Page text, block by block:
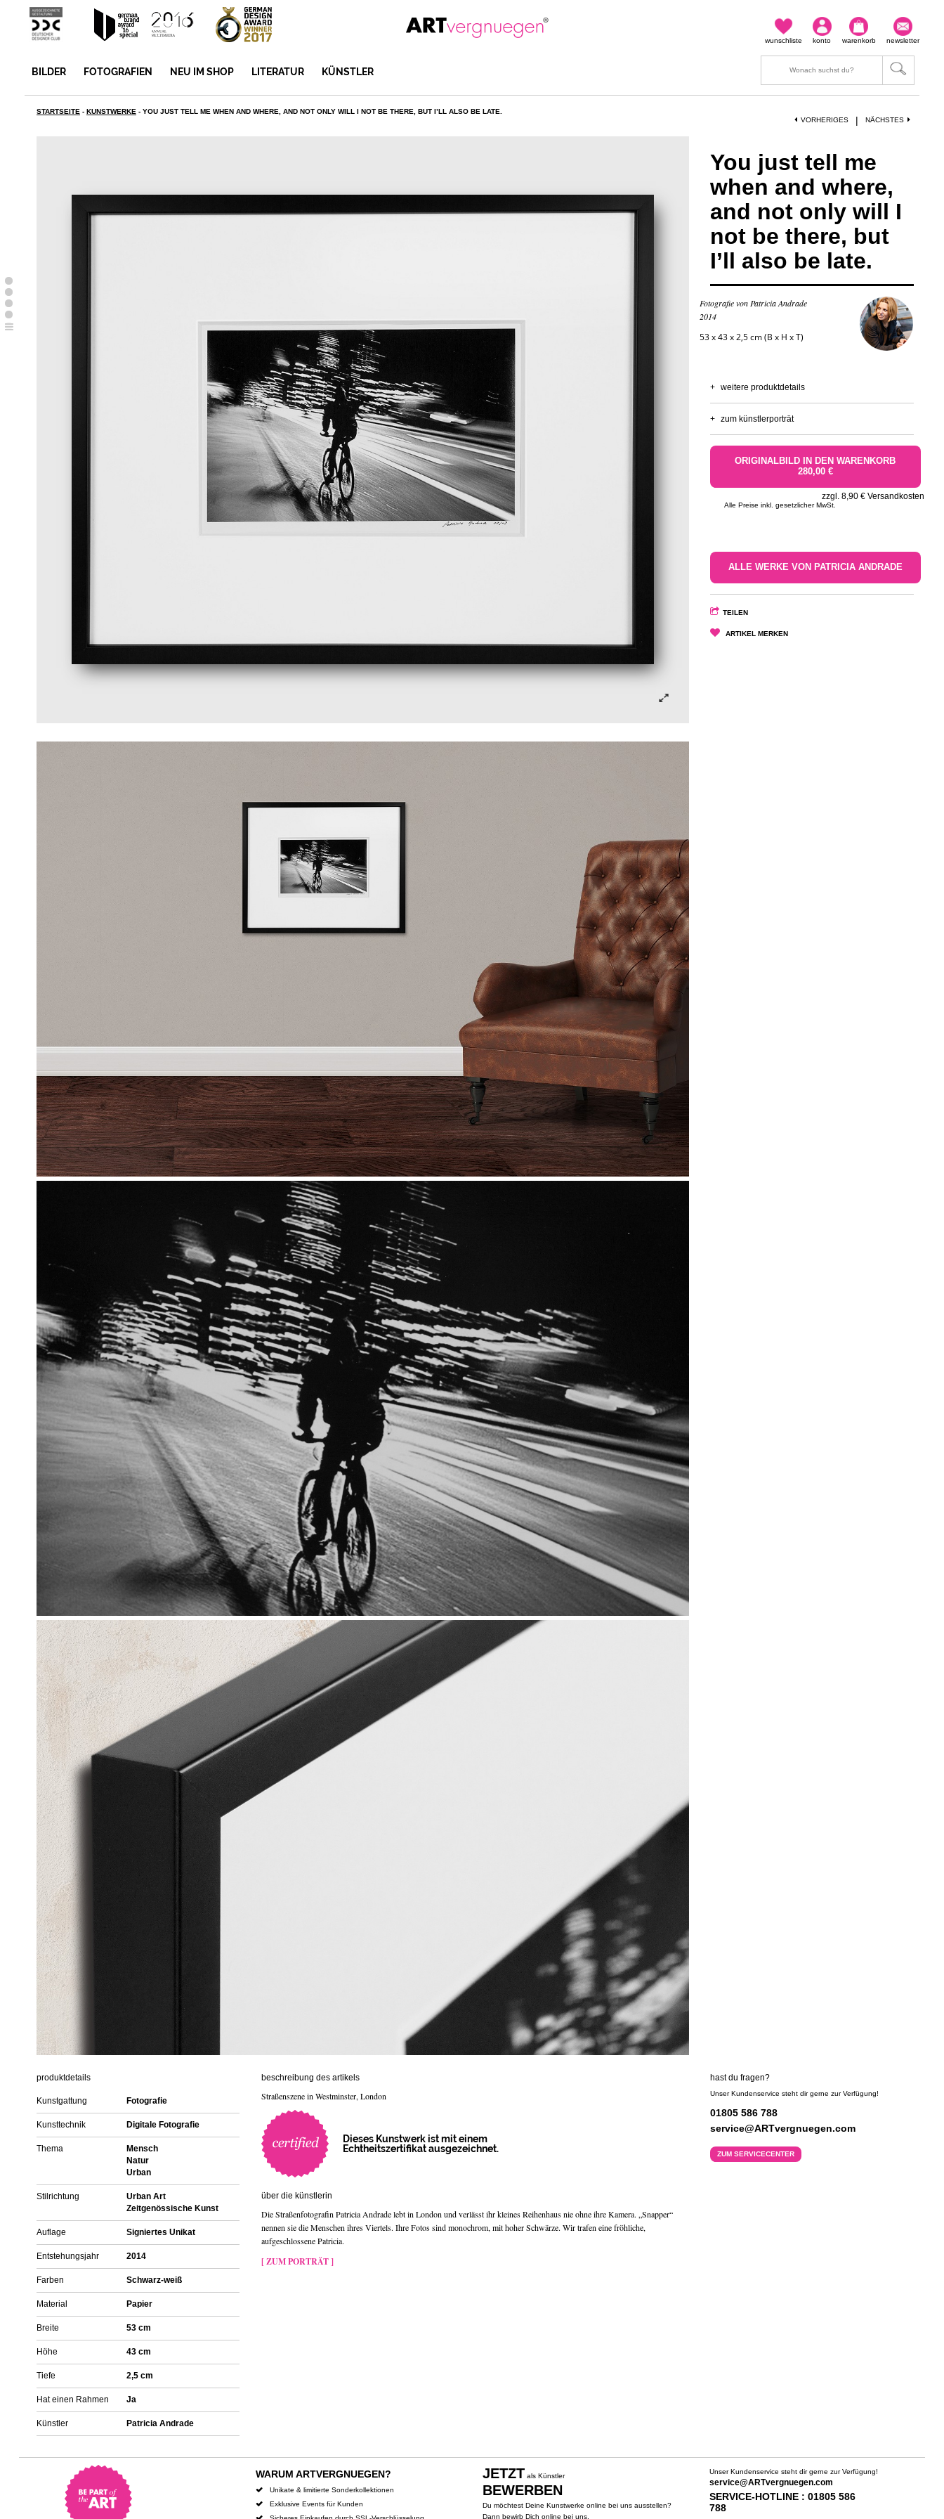
newsletter
warenkorb
konto
wunschliste
BILDER FOTOGRAFIEN NEU IM SHOP LITERATUR KÜNSTLER
STARTSEITE - KUNSTWERKE - YOU JUST TELL ME WHEN AND WHERE, AND NOT ONLY WILL I NOT BE THERE, BUT I’LL ALSO BE LATE.
NÄCHSTES
|
VORHERIGES
You just tell me
when and where,
and not only will I
not be there, but
I’ll also be late.
Fotografie von Patricia Andrade
2014
53 x 43 x 2,5 cm (B x H x T)
+ weitere produktdetails
+ zum künstlerporträt
ORIGINALBILD IN DEN WARENKORB
280,00 €
zzgl. 8,90 € Versandkosten
Alle Preise inkl. gesetzlicher MwSt.
ALLE WERKE VON PATRICIA ANDRADE
TEILEN
ARTIKEL MERKEN
produktdetails
Kunstgattung Fotografie
Kunsttechnik Digitale Fotografie
Thema
Mensch
Natur
Urban
Stilrichtung
Urban Art
Zeitgenössische Kunst
Auflage Signiertes Unikat
Entstehungsjahr 2014
Farben Schwarz-weiß
Material Papier
Breite 53 cm
Höhe 43 cm
Tiefe 2,5 cm
Hat einen Rahmen Ja
Künstler Patricia Andrade
beschreibung des artikels
Straßenszene in Westminster, London
Dieses Kunstwerk ist mit einem
Echtheitszertifikat ausgezeichnet.
über die künstlerin
Die Straßenfotografin Patricia Andrade lebt in London und verlässt ihr kleines Reihenhaus nie ohne ihre Kamera. „Snapper“
nennen sie die Menschen ihres Viertels. Ihre Fotos sind monochrom, mit hoher Schwärze. Wir trafen eine fröhliche,
aufgeschlossene Patricia.
[ ZUM PORTRÄT ]
hast du fragen?
Unser Kundenservice steht dir gerne zur Verfügung!
01805 586 788
service@ARTvergnuegen.com
ZUM SERVICECENTER
WARUM ARTVERGNUEGEN?
Unikate & limitierte Sonderkollektionen
Exklusive Events für Kunden
JETZT als Künstler
BEWERBEN
Du möchtest Deine Kunstwerke online bei uns ausstellen?
Dann bewirb Dich online bei uns.
Unser Kundenservice steht dir gerne zur Verfügung!
service@ARTvergnuegen.com
SERVICE-HOTLINE : 01805 586
788